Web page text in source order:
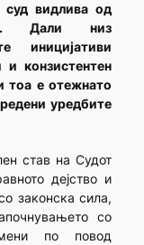
видлива од
Дали низ
иницијативи
и конзистентен
тоа е отежнато
уредбите
став на Судот
дејство и
законска сила,
со
по повод